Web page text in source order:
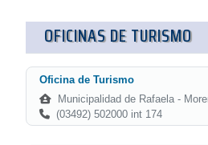
OFICINAS DE TURISMO
Oficina de Turismo
Municipalidad de Rafaela -
(03492) 502000 int 174